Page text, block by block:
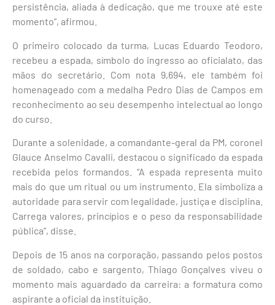
persistência, aliada à dedicação, que me trouxe até este
momento”, afirmou.
O primeiro colocado da turma, Lucas Eduardo Teodoro,
recebeu a espada, símbolo do ingresso ao oficialato, das
mãos do secretário. Com nota 9,694, ele também foi
homenageado com a medalha Pedro Dias de Campos em
reconhecimento ao seu desempenho intelectual ao longo
do curso.
Durante a solenidade, a comandante-geral da PM, coronel
Glauce Anselmo Cavalli, destacou o significado da espada
recebida pelos formandos. “A espada representa muito
mais do que um ritual ou um instrumento. Ela simboliza a
autoridade para servir com legalidade, justiça e disciplina.
Carrega valores, princípios e o peso da responsabilidade
pública”, disse.
Depois de 15 anos na corporação, passando pelos postos
de soldado, cabo e sargento, Thiago Gonçalves viveu o
momento mais aguardado da carreira: a formatura como
aspirante a oficial da instituição.